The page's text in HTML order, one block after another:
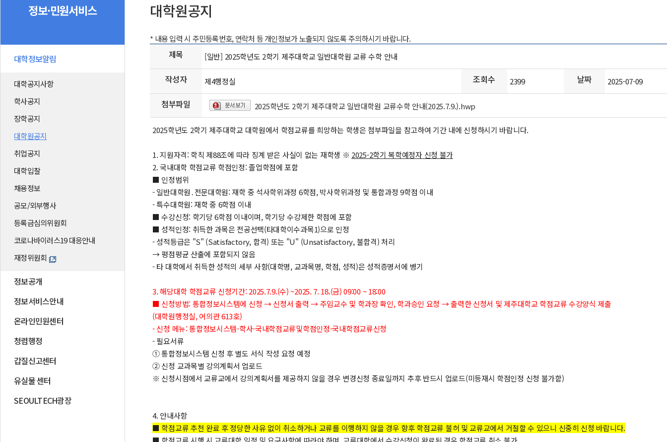
정보·민원서비스
대학정보알림
대학공지사항
학사공지
장학공지
대학원공지
취업공지
대학입찰
채용정보
공모/외부행사
등록금심의위원회
코로나바이러스19 대응안내
재정위원회
정보공개
정보서비스안내
온라인민원센터
청렴행정
갑질신고센터
유실물 센터
SEOULTECH광장
대학원공지
* 내용 입력 시 주민등록번호, 연락처 등 개인정보가 노출되지 않도록 주의하시기 바랍니다.
제목 [일반] 2025학년도 2학기 제주대학교 일반대학원 교류 수학 안내
작성자 제4행정실 조회수 2399 날짜 2025-07-09
첨부파일 2025학년도 2학기 제주대학교 일반대학원 교류수학 안내(2025.7.9.).hwp
2025학년도 2학기 제주대학교 대학원에서 학점교류를 희망하는 학생은 첨부파일을 참고하여 기간 내에 신청하시기 바랍니다.
1. 지원자격: 학칙 제88조에 따라 징계 받은 사실이 없는 재학생 ※ 2025-2학기 복학예정자 신청 불가
2. 국내대학 학점교류 학점인정: 졸업학점에 포함
■ 인정범위
- 일반대학원․전문대학원: 재학 중 석사학위과정 6학점, 박사학위과정 및 통합과정 9학점 이내
- 특수대학원: 재학 중 6학점 이내
■ 수강신청: 학기당 6학점 이내이며, 학기당 수강제한 학점에 포함
■ 성적인정: 취득한 과목은 전공선택(타대학이수과목1)으로 인정
- 성적등급은 "S" (Satisfactory, 합격) 또는 "U" ​(Unsatisfactory, 불합격) 처리
→ 평점평균 산출에 포함되지 않음
- 타 대학에서 취득한 성적의 세부 사항(대학명, 교과목명, 학점, 성적)은 성적증명서에 병기
3. 해당대학 학점교류 신청기간: 2025.7.9.(수) ~2025. 7. 18.(금) 09:00 ~ 18:00
■ 신청방법: 통합정보시스템에 신청 → 신청서 출력 → 주임교수 및 학과장 확인, 학과승인 요청 → 출력한 신청서 및 제주대학교 학점교류 수강양식 제출
(대학원행정실, 어의관 613호)
- 신청 메뉴: 통합정보시스템-학사-국내학점교류및학점인정-국내학점교류신청
- 필요서류
① 통합정보시스템 신청 후 별도 서식 작성 요청 예정
② 신청 교과목별 강의계획서 업로드
※ 신청시점에서 교류교에서 강의계획서를 제공하지 않을 경우 변경신청 종료일까지 추후 반드시 업로드(미등재시 학점인정 신청 불가함)
4. 안내사항
■ 학점교류 추천 완료 후 정당한 사유 없이 취소하거나 교류를 이행하지 않을 경우 향후 학점교류 불허 및 교류교에서 거절할 수 있으니 신중히 신청 바랍니다.